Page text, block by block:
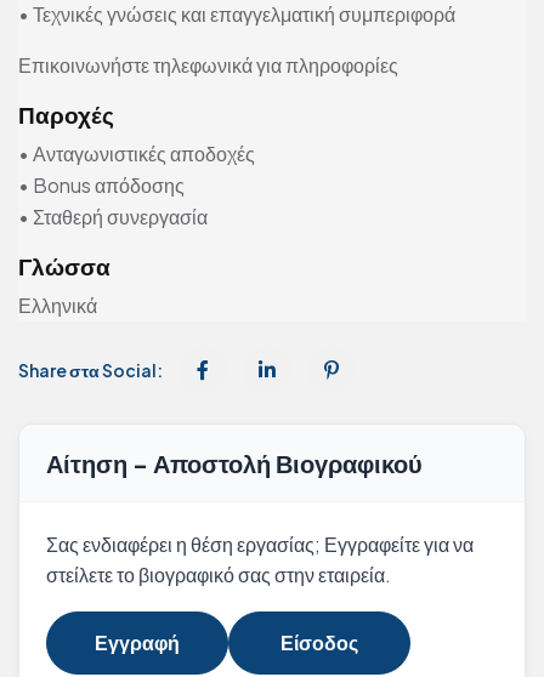
• Τεχνικές γνώσεις και επαγγελματική συμπεριφορά
Επικοινωνήστε τηλεφωνικά για πληροφορίες
Παροχές
• Ανταγωνιστικές αποδοχές
• Bonus απόδοσης
• Σταθερή συνεργασία
Γλώσσα
Ελληνικά
Share στα Social:
Αίτηση - Αποστολή Βιογραφικού
Σας ενδιαφέρει η θέση εργασίας; Εγγραφείτε για να
στείλετε το βιογραφικό σας στην εταιρεία.
Εγγραφή Είσοδος